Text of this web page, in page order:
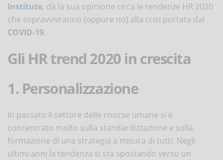
Institute, dà la sua opinione circa le tendenze HR 2020
che sopravvivranno (oppure no) alla crisi portata dal
COVID-19.
Gli HR trend 2020 in crescita
1. Personalizzazione
In passato il settore delle risorse umane si è
concentrato molto sulla standardizzazione e sulla
formazione di una strategia a misura di tutti. Negli
ultimi anni la tendenza si sta spostando verso un